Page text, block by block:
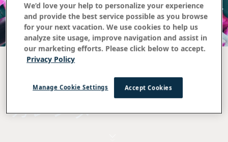
週間アクティビティ・
カレンダー
We’d love your help to personalize your experience
and provide the best service possible as you browse
for your next vacation. We use cookies to help us
analyze site usage, improve navigation and assist in
our marketing efforts. Please click below to accept.
Privacy Policy
Accept Cookies
Manage Cookie Settings